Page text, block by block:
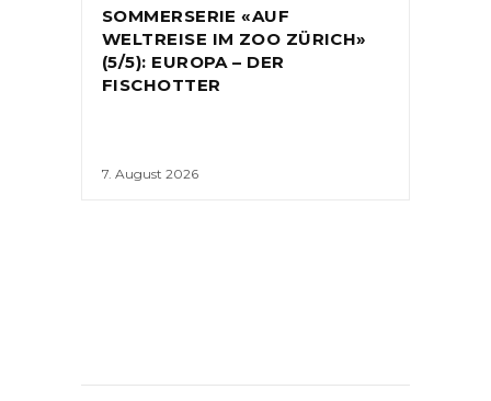
SOMMERSERIE «AUF
WELTREISE IM ZOO ZÜRICH»
(5/5): EUROPA – DER
FISCHOTTER
7. August 2026